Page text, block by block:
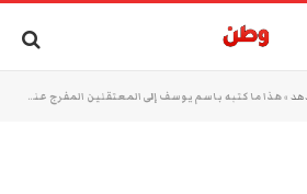
»هذا ما كتبه باسم يوسف إلى المعتقلين المفرج عنهم بعفو رئاسي اليوم